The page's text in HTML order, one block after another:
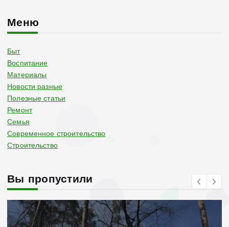
Меню
Быт
Воспитание
Материалы
Новости разные
Полезные статьи
Ремонт
Семья
Современное строительство
Строительство
Вы пропустили